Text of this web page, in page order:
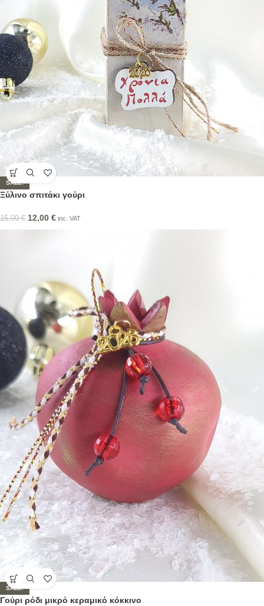
SALE!
Ξύλινο σπιτάκι γούρι
15,00€ 12,00 € inc. VAT
SALE!
Γούρι ρόδι μικρό κεραμικό κόκκινο